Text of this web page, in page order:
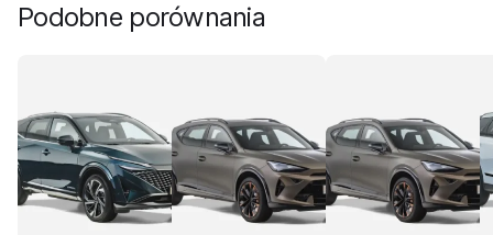
Podobne porównania